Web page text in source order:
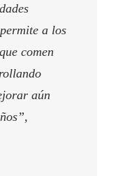
a los
comen
aún